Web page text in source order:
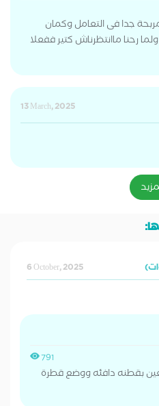
جدا فى التعامل وكمان
رحنا ماانتظرناش كتير ففعلا
13 March, 2025
6 October, 2025
791
بقطنه دافئه ووضع قطرة